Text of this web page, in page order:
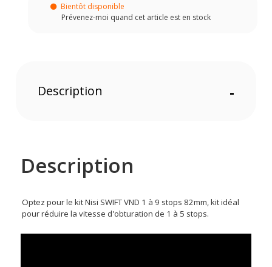
Bientôt disponible
Prévenez-moi quand cet article est en stock
Description -
Description
Optez pour le kit Nisi SWIFT VND 1 à 9 stops 82mm, kit idéal
pour réduire la vitesse d'obturation de 1 à 5 stops.